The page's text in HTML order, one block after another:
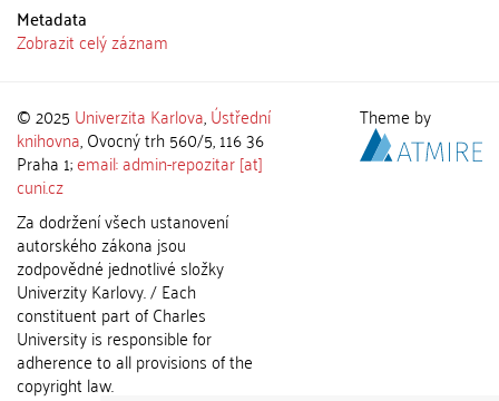
Metadata
Zobrazit celý záznam
© 2025 Univerzita Karlova,Ústřední
knihovna, Ovocný trh 560/5, 116 36
Praha 1;email: admin-repozitar [at]
cuni.cz
Za dodržení všech ustanovení
autorského zákona jsou
zodpovědné jednotlivé složky
Univerzity Karlovy. / Each
constituent part of Charles
University is responsible for
adherence to all provisions of the
copyright law.
Theme by